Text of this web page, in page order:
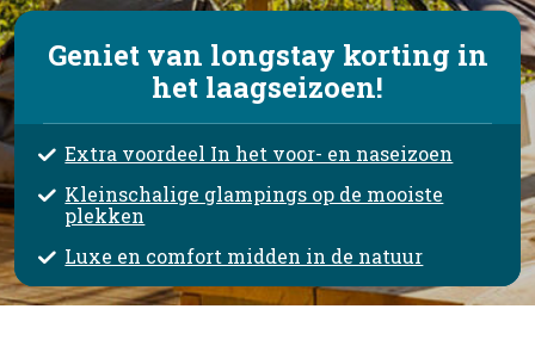
Geniet van longstay korting in
het laagseizoen!
Extra voordeel In het voor- en naseizoen
Kleinschalige glampings op de mooiste
plekken
Luxe en comfort midden in de natuur